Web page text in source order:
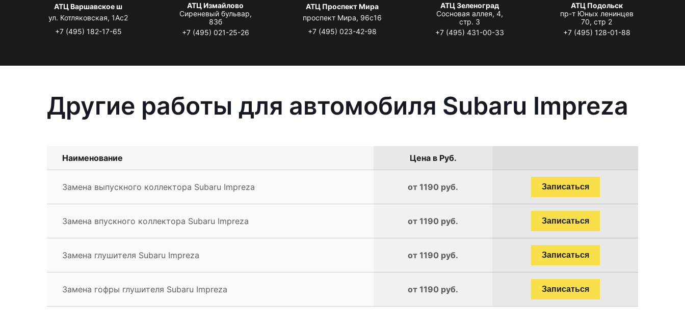
АТЦ Варшавское ш
ул. Котляковская, 1Ас2
+7 (495) 182-17-65
АТЦ Измайлово
Сиреневый бульвар,
83б
+7 (495) 021-25-26
АТЦ Проспект Мира
проспект Мира, 96с16
+7 (495) 023-42-98
АТЦ Зеленоград
Сосновая аллея, 4,
стр. 3
+7 (495) 431-00-33
АТЦ Подольск
пр-т Юных ленинцев
70, стр 2
+7 (495) 128-01-88
Другие работы для автомобиля Subaru Impreza
Наименование Цена в Руб.
Замена выпускного коллектора Subaru Impreza от 1190 руб. Записаться
Замена впускного коллектора Subaru Impreza от 1190 руб. Записаться
Замена глушителя Subaru Impreza от 1190 руб. Записаться
Замена гофры глушителя Subaru Impreza от 1190 руб. Записаться